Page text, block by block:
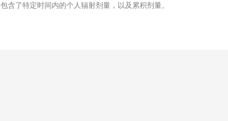
包含了特定时间内的个人辐射剂量，以及累积剂量。